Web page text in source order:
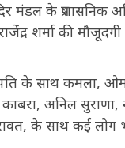
मंडल के प्रशासनिक
राजेंद्र शर्मा की
के साथ कमला, ओम
अनिल
के साथ कई लोग